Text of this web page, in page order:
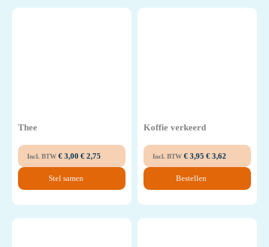
Thee
Incl. BTW € 3,00 € 2,75
Stel samen
Koffie verkeerd
Incl. BTW € 3,95 € 3,62
Bestellen